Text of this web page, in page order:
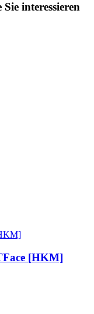
interessieren
[HKM]